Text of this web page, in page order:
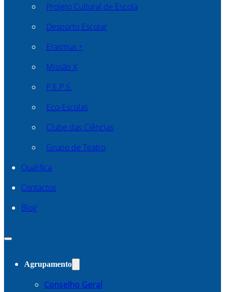
Projeto Cultural de Escola
Desporto Escolar
Erasmus +
Missão X
P.E.P.S.
Eco-Escolas
Clube das Ciências
Grupo de Teatro
Qualifica
Contactos
Blog
Agrupamento
Conselho Geral